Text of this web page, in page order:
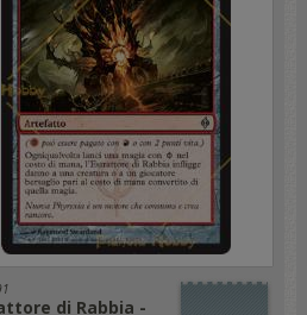
di Rabbia -